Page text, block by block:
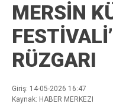
MERSİN
RÜZGARI
Giriş: 14-05-2026 16:47
Kaynak: HABER MERKEZI